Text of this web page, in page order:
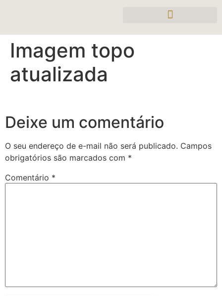
Imagem topo
atualizada
Deixe um comentário
O seu endereço de e-mail não será publicado. Campos
obrigatórios são marcados com *
Comentário *